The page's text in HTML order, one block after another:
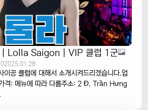
| Lolla Saigon | VIP 클럽 1군
02025.01.28
이공 클럽에 대해서 소개시켜드리겠습니다.업
: 메뉴에 따라 다름주소: 2 Đ. Trần Hưng